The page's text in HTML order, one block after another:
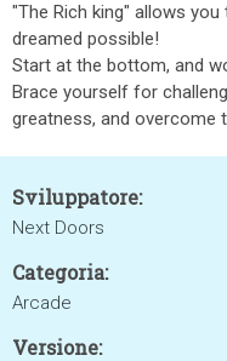
"The Rich king" allows
dreamed possible!
Start at the bottom, and
Brace yourself for
greatness, and overcome
Sviluppatore:
Next Doors
Categoria:
Arcade
Versione: